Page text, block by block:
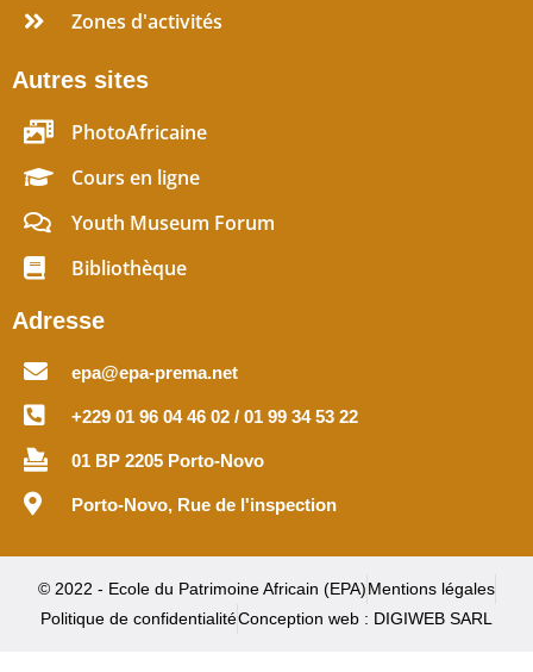
Zones d'activités
Autres sites
PhotoAfricaine
Cours en ligne
Youth Museum Forum
Bibliothèque
Adresse
epa@epa-prema.net
+229 01 96 04 46 02 / 01 99 34 53 22
01 BP 2205 Porto-Novo
Porto-Novo, Rue de l'inspection
© 2022 - Ecole du Patrimoine Africain (EPA)Mentions légales
Politique de confidentialitéConception web : DIGIWEB SARL